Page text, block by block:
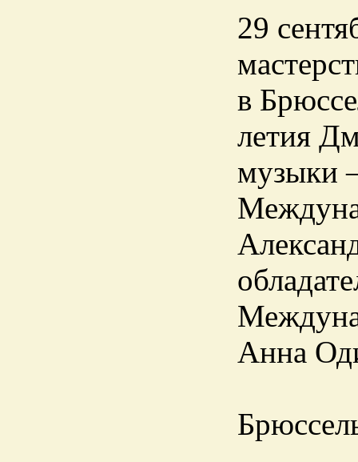
29
в
летия
музыки
Анна